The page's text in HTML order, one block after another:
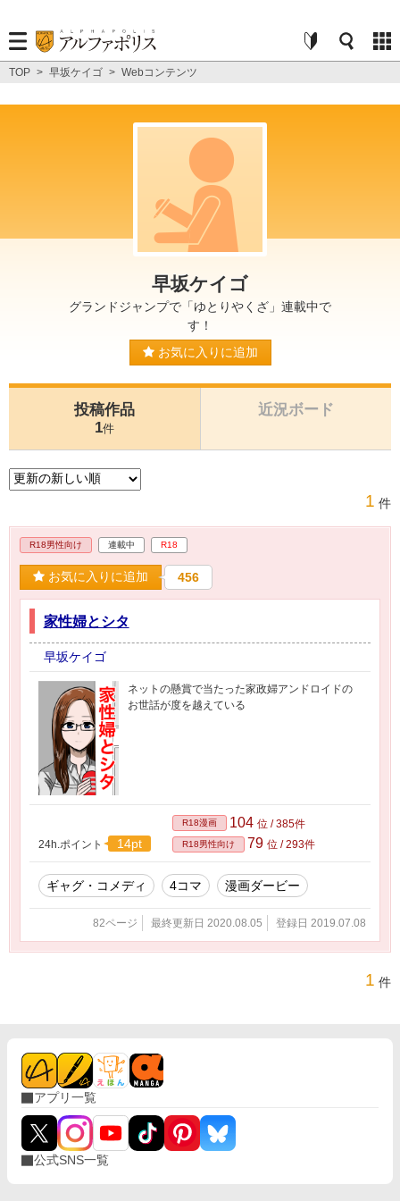
TOP > 早坂ケイゴ > Webコンテンツ
早坂ケイゴ
グランドジャンプで「ゆとりやくざ」連載中で
す！
お気に入りに追加
投稿作品
1件
近況ボード
1 件
R18男性向け 連載中 R18
お気に入りに追加 456
家性婦とシタ
早坂ケイゴ
ネットの懸賞で当たった家政婦アンドロイドの
お世話が度を越えている
24h.ポイント 14pt
R18漫画 104 位 / 385件
R18男性向け 79 位 / 293件
ギャグ・コメディ 4コマ 漫画ダービー
82ページ 最終更新日 2020.08.05 登録日 2019.07.08
1 件
アプリ一覧
公式SNS一覧